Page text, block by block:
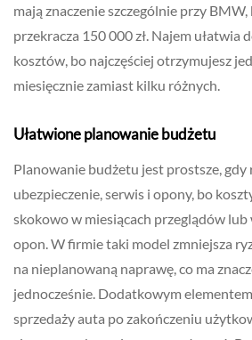
mają znaczenie szczególnie przy
przekracza 150 000 zł. Najem ułatwia
kosztów, bo najczęściej otrzymujesz
miesięcznie zamiast kilku różnych.
Ułatwione planowanie budżetu
Planowanie budżetu jest prostsze,
ubezpieczenie, serwis i opony, bo
skokowo w miesiącach przeglądów
opon. W firmie taki model zmniejsza
na nieplanowaną naprawę, co ma
jednocześnie. Dodatkowym
sprzedaży auta po zakończeniu